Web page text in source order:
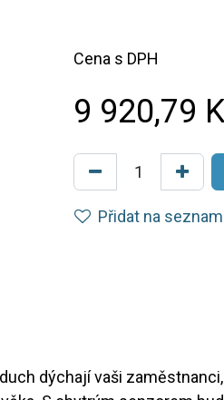
Cena s DPH
9 920,79
Přidat na
dýchají vaši